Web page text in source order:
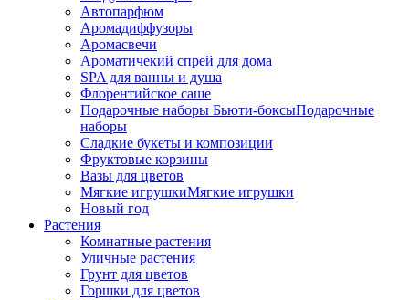
Автопарфюм
Аромадиффузоры
Аромасвечи
Ароматичекий спрей для дома
SPA для ванны и душа
Флорентийское саше
Подарочные наборы Бьюти-боксыПодарочные
наборы
Сладкие букеты и композиции
Фруктовые корзины
Вазы для цветов
Мягкие игрушкиМягкие игрушки
Новый год
Растения
Комнатные растения
Уличные растения
Грунт для цветов
Горшки для цветов